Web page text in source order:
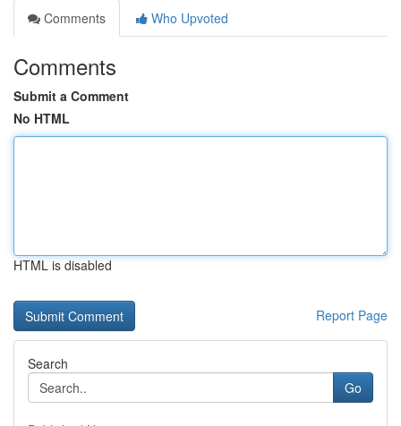
Comments
Who Upvoted
Comments
Submit a Comment
No HTML
HTML is disabled
Report Page
Search
Go